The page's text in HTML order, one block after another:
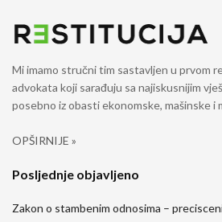
Mi imamo stručni tim sastavljen u prvom
advokata koji sarađuju sa najiskusnijim
posebno iz obasti ekonomske, mašinske i
OPŠIRNIJE »
Posljednje objavljeno
Zakon o stambenim odnosima –